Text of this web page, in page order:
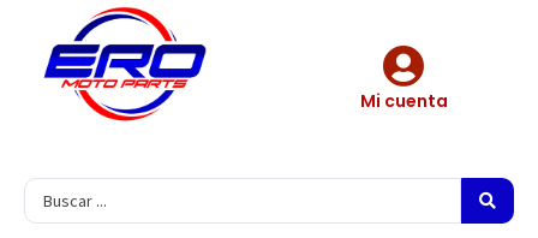
Mi cuenta